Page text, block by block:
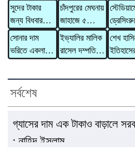
সুদের টাকার
জন্য বিধবার
গাভী নিয়ে
গেলেন দাদন
ব্যবসায়ী
চাঁদপুরের মেঘনায়
জাহাজে ৫
মরদেহ,
হাসপাতালে মারা
গেলেন আরও ২
হাতে
রেখে
ছাড়ল
সোনার দাম
ভরিতে একলাফে
ইভ্যালির মালিক
রাসেল দম্পতির
শেখ
সর্বশেষ
গ্যাসের দাম এক টাকাও বাড়ালে
: নাহিদ ইসলাম